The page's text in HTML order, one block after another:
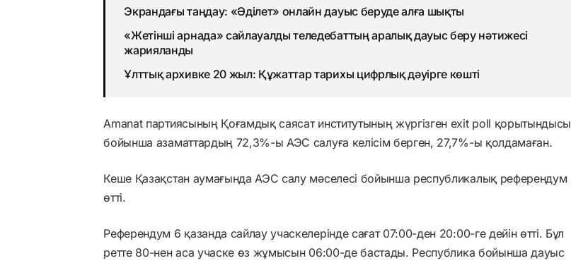
Экрандағы таңдау: «Әділет» онлайн дауыс беруде алға шықты
«Жетінші арнада» сайлауалды теледебаттың аралық дауыс беру нәтижесі
жарияланды
Ұлттық архивке 20 жыл: Құжаттар тарихы цифрлық дәуірге көшті
Amanat партиясының Қоғамдық саясат институтының жүргізген exit poll қорытындысы
бойынша азаматтардың 72,3%-ы АЭС салуға келісім берген, 27,7%-ы қолдамаған.
Кеше Қазақстан аумағында АЭС салу мәселесі бойынша республикалық референдум
өтті.
Референдум 6 қазанда сайлау учаскелерінде сағат 07:00-ден 20:00-ге дейін өтті. Бұл
ретте 80-нен аса учаске өз жұмысын 06:00-де бастады. Республика бойынша дауыс